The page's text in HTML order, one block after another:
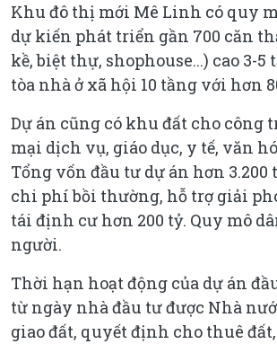
Khu đô thị mới Mê Linh có quy
dự kiến phát triển gần 700 căn
kề, biệt thự, shophouse...) cao 3-5
tòa nhà ở xã hội 10 tầng với hơn
Dự án cũng có khu đất cho
mại dịch vụ, giáo dục, y tế, văn
Tổng vốn đầu tư dự án hơn 3.200
chi phí bồi thường, hỗ trợ giải
tái định cư hơn 200 tỷ. Quy mô
người.
Thời hạn hoạt động của dự án
từ ngày nhà đầu tư được Nhà
giao đất, quyết định cho thuê